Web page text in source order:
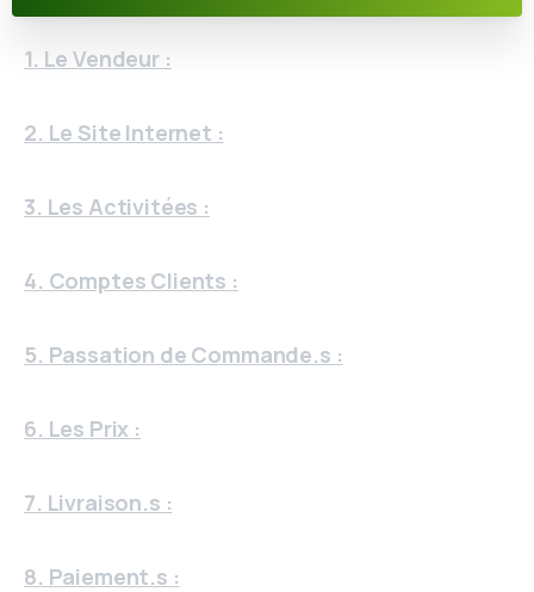
1. Le Vendeur :
2. Le Site Internet :
3. Les Activitées :
4. Comptes Clients :
5. Passation de Commande.s :
6. Les Prix :
7. Livraison.s :
8. Paiement.s :